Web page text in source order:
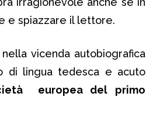
e spiazzare il lettore.
vicenda autobiografica
di lingua tedesca e acuto
europea del primo